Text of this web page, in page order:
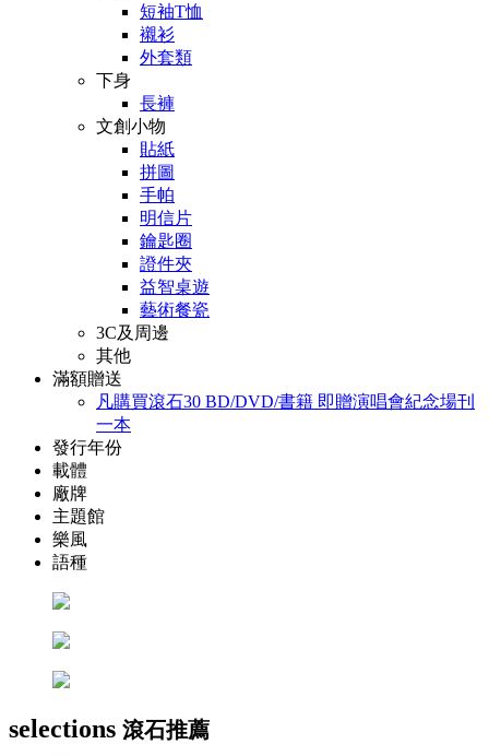
短袖T恤
襯衫
外套類
下身
長褲
文創小物
貼紙
拼圖
手帕
明信片
鑰匙圈
證件夾
益智桌遊
藝術餐瓷
3C及周邊
其他
滿額贈送
凡購買滾石30 BD/DVD/書籍 即贈演唱會紀念場刊
一本
發行年份
載體
廠牌
主題館
樂風
語種
selections 滾石推薦